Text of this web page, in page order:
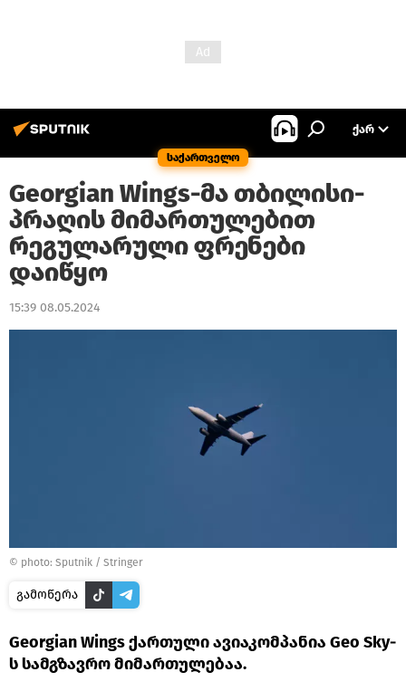
საქართველო
ᲥᲐᲠ
Georgian Wings-მა თბილისი-
პრაღის მიმართულებით
რეგულარული ფრენები
დაიწყო
15:39 08.05.2024
© photo: Sputnik / Stringer
გამოწერა
Georgian Wings ქართული ავიაკომპანია Geo Sky-
ს სამგზავრო მიმართულებაა.